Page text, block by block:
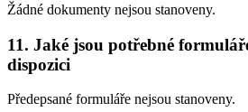
Žádné dokumenty nejsou stanoveny.
11. Jaké jsou potřebné
dispozici
Předepsané formuláře nejsou stanoveny.